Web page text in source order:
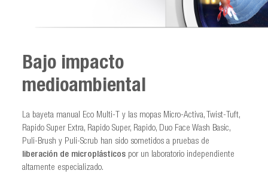
Bajo impacto
medioambiental
La bayeta manual Eco Multi-T y las mopas Micro-Activa, Twist-Tuft,
Rapido Super Extra, Rapido Super, Rapido, Duo Face Wash Basic,
Puli-Brush y Puli-Scrub han sido sometidos a pruebas de
liberación de microplásticos por un laboratorio independiente
altamente especializado.